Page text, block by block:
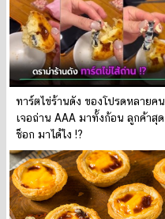
ทาร์ตไข่ร้านดัง ของโปรดหลายคน
เจอถ่าน AAA มาทั้งก้อน ลูกค้าสุด
ช็อก มาได้ไง !?